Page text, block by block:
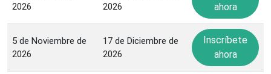
2026
2026
ahora
5 de Noviembre de
2026
17 de Diciembre de
2026
Inscríbete
ahora